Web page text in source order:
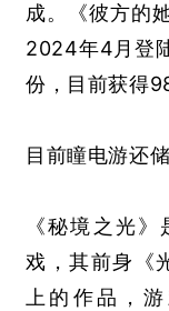
成。《彼方的
2024年4月登
份，目前获得
目前瞳电游还
《秘境之光
戏，其前身《
上的作品，